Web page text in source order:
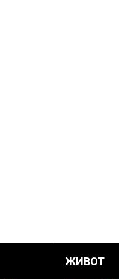
ЖИВОТ